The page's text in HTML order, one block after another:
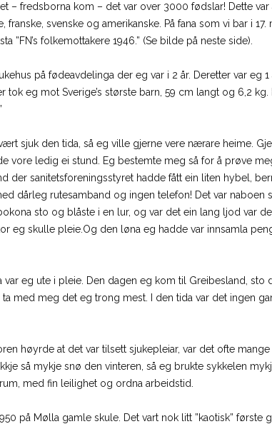
– fredsborna kom – det var over 3000 fødslar! Dette var
svenske og amerikanske. På fana som vi bar i
folkemottakere 1946.” (Se bilde på neste side).
på fødeavdelinga der eg var i 2 år. Deretter var eg 1
eg mot Sverige’s største barn, 59 cm langt og 6,2
sjuk den tida, så eg ville gjerne vere nærare heime.
vore ledig ei stund. Eg bestemte meg så for å prøve
der sanitetsforeningsstyret hadde fått ein liten hybel,
dårleg rutesamband og ingen telefon! Det var naboen
sto og blåste i en lur, og var det ein lang ljod var
eg skulle pleie.Og den løna eg hadde var innsamla
eg ute i pleie. Den dagen eg kom til Greibesland, sto
med meg det eg trong mest. I den tida var det ingen
høyrde at det var tilsett sjukepleiar, var det ofte
så mykje snø den vinteren, så eg brukte sykkelen
med fin leilighet og ordna arbeidstid.
på Mølla gamle skule. Det vart nok litt ”kaotisk” første